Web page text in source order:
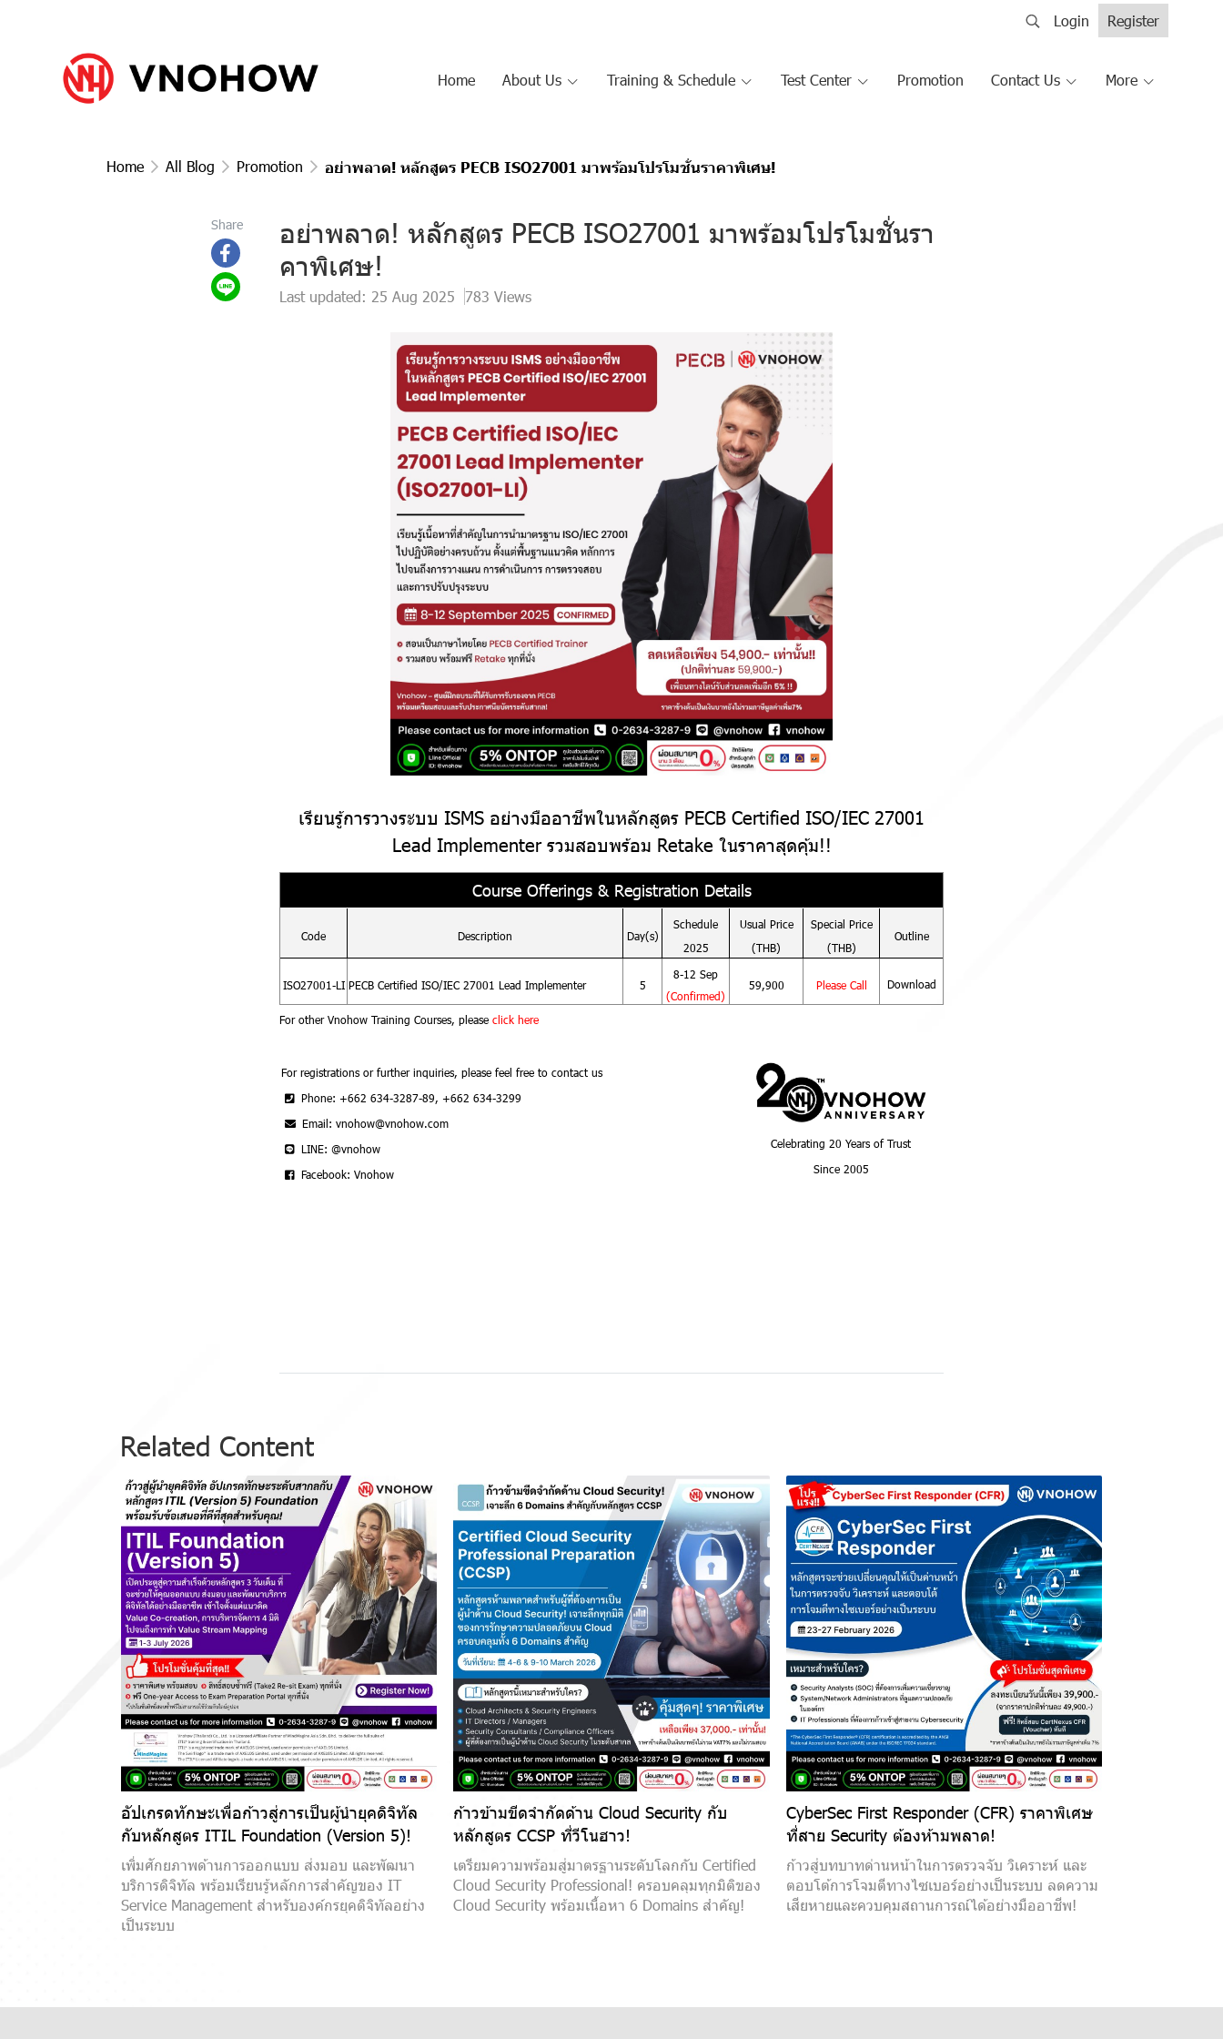
Login Register
Home About Us Training & Schedule Test Center Promotion Contact Us More
Home All Blog Promotion อย่าพลาด! หลักสูตร PECB ISO27001 มาพร้อมโปรโมชั่นราคาพิเศษ!
Share
อย่าพลาด! หลักสูตร PECB ISO27001 มาพร้อมโปรโมชั่นรา
คาพิเศษ!
Last updated: 25 Aug 2025 783 Views
เรียนรู้การวางระบบ ISMS อย่างมืออาชีพในหลักสูตร PECB Certified ISO/IEC 27001
Lead Implementer รวมสอบพร้อม Retake ในราคาสุดคุ้ม!!
Course Offerings & Registration Details
Code Description Day(s)
Schedule
2025
Usual Price
(THB)
Special Price
(THB)
Outline
ISO27001-LI PECB Certified ISO/IEC 27001 Lead Implementer 5
8-12 Sep
(Confirmed)
59,900 Please Call Download
For other Vnohow Training Courses, please click here
For registrations or further inquiries, please feel free to contact us
Phone: +662 634-3287-89, +662 634-3299
Email: vnohow@vnohow.com
LINE: @vnohow
Facebook: Vnohow
Celebrating 20 Years of Trust
Since 2005
Related Content
อัปเกรดทักษะเพื่อก้าวสู่การเป็นผู้นำยุคดิจิทัล
กับหลักสูตร ITIL Foundation (Version 5)!
เพิ่มศักยภาพด้านการออกแบบ ส่งมอบ และพัฒนา
บริการดิจิทัล พร้อมเรียนรู้หลักการสำคัญของ IT
Service Management สำหรับองค์กรยุคดิจิทัลอย่าง
เป็นระบบ
ก้าวข้ามขีดจำกัดด้าน Cloud Security กับ
หลักสูตร CCSP ที่วีโนฮาว!
เตรียมความพร้อมสู่มาตรฐานระดับโลกกับ Certified
Cloud Security Professional! ครอบคลุมทุกมิติของ
Cloud Security พร้อมเนื้อหา 6 Domains สำคัญ!
CyberSec First Responder (CFR) ราคาพิเศษ
ที่สาย Security ต้องห้ามพลาด!
ก้าวสู่บทบาทด่านหน้าในการตรวจจับ วิเคราะห์ และ
ตอบโต้การโจมตีทางไซเบอร์อย่างเป็นระบบ ลดความ
เสียหายและควบคุมสถานการณ์ได้อย่างมืออาชีพ!